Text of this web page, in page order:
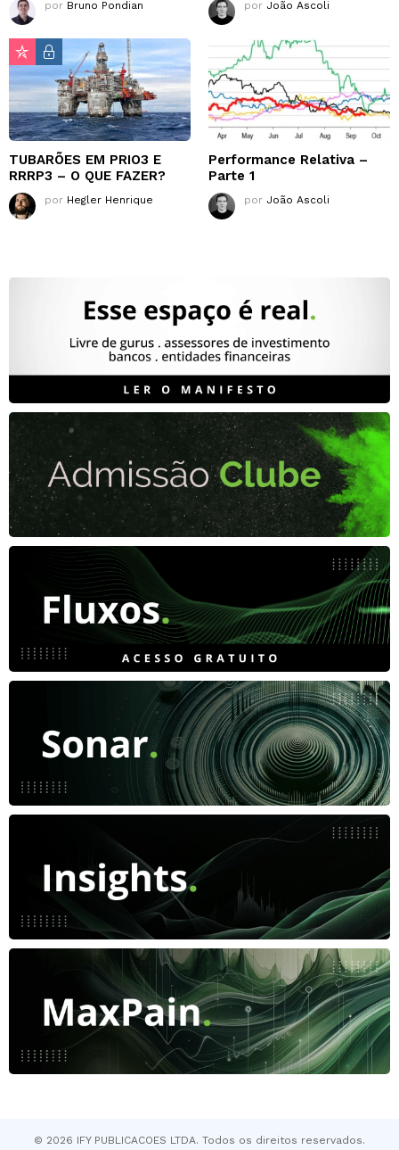
por Bruno Pondian por João Ascoli
TUBARÕES EM PRIO3 E
RRRP3 – O QUE FAZER?
por Hegler Henrique
Performance Relativa –
Parte 1
por João Ascoli
© 2026 IFY PUBLICACOES LTDA. Todos os direitos reservados.